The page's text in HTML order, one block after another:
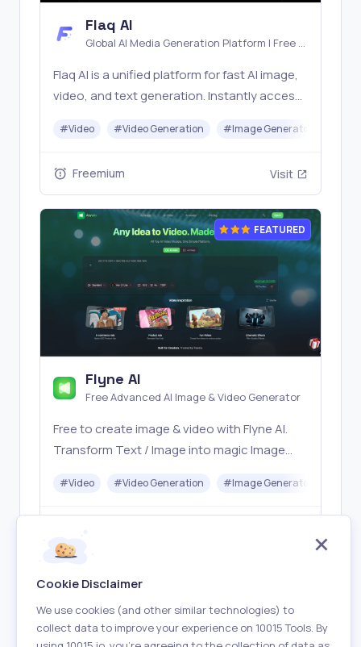
Flaq AI
Global AI Media Generation Platform | Free AI
Flaq AI is a unified platform for fast AI image,
video, and text generation. Instantly access
with one simple API. Built for free testing and
#Video #Video Generation #Image Generator
Freemium Visit
FEATURED
Flyne AI
Free Advanced AI Image & Video Generator
Free to create image & video with Flyne AI.
Transform Text / Image into magic Image
Banana, Seedream, Seedance, Veo3, Kling
etc.
#Video #Video Generation #Image Generator
Cookie Disclaimer
We use cookies (and other similar technologies) to
collect data to improve your experience on 10015 Tools. By